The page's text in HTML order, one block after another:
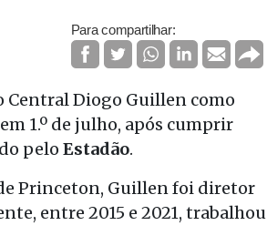
Para compartilhar:
Central Diogo Guillen como
1.º de julho, após cumprir
pelo Estadão.
Princeton, Guillen foi diretor
entre 2015 e 2021, trabalhou